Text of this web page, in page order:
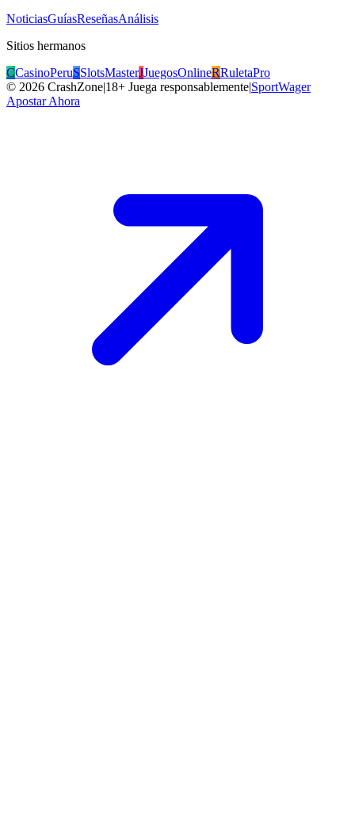
NoticiasGuíasReseñasAnálisis
Sitios hermanos
CCasinoPeruSSlotsMasterJJuegosOnlineRRuletaPro
© 2026 CrashZone|18+ Juega responsablemente|SportWager
Apostar Ahora